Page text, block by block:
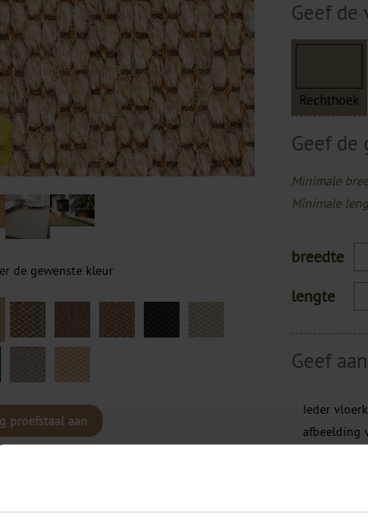
de gewenste kleur
proefstaal aan
aan huis
u over de kleuren of materialen en wenst
vrijblijvend advies aan huis?
Geef de
Rechthoek
Geef de
Minimale
Minimale
breedte
lengte
Geef
Ieder
afbeelding